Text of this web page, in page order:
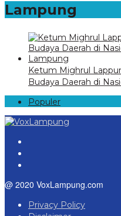
Lampung
Ketum Mighrul
Budaya Daerah di
Populer
@ 2020 VoxLampung.com
Privacy Policy